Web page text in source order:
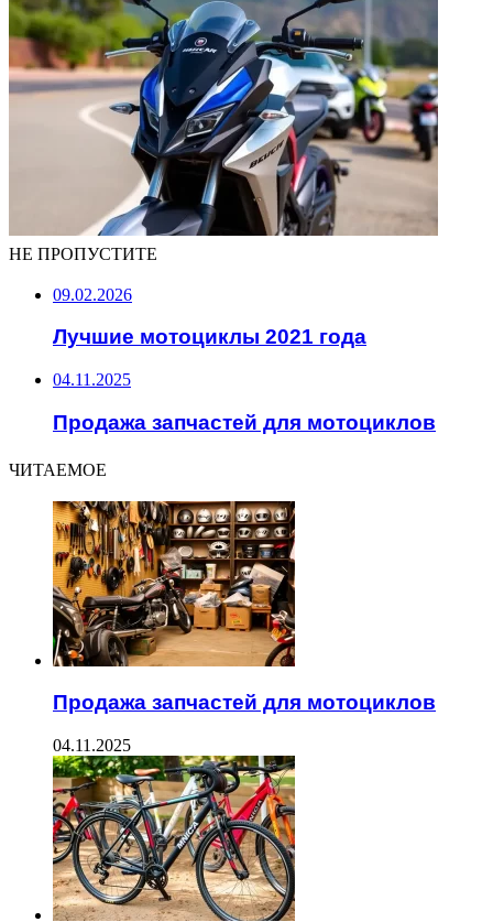
НЕ ПРОПУСТИТЕ
09.02.2026
Лучшие мотоциклы 2021 года
04.11.2025
Продажа запчастей для мотоциклов
ЧИТАЕМОЕ
Продажа запчастей для мотоциклов
04.11.2025